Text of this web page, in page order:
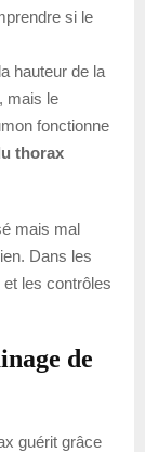
si le
hauteur de la
mais le
fonctionne
thorax
mais mal
Dans les
et les contrôles
de
guérit grâce